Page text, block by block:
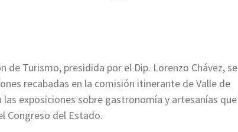
de Turismo, presidida por el Dip. Lorenzo Chávez, se
recabadas en la comisión itinerante de Valle de
exposiciones sobre gastronomía y artesanías que
Congreso del Estado.